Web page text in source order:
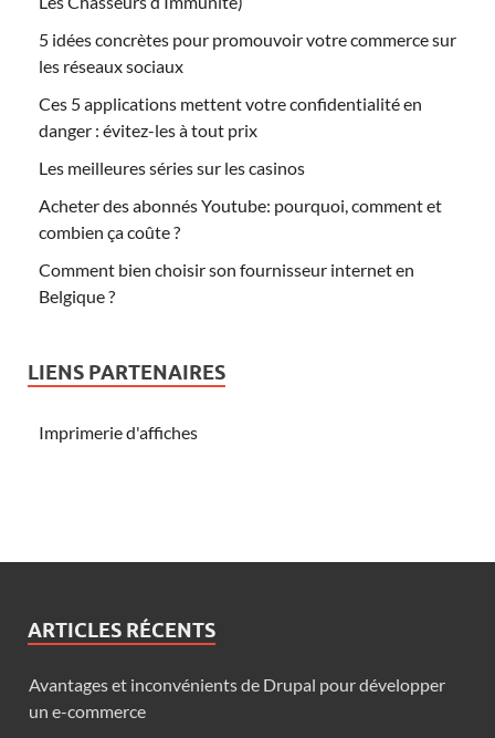
5 idées concrètes pour promouvoir votre commerce sur
les réseaux sociaux
Ces 5 applications mettent votre confidentialité en
danger : évitez-les à tout prix
Les meilleures séries sur les casinos
Acheter des abonnés Youtube: pourquoi, comment et
combien ça coûte ?
Comment bien choisir son fournisseur internet en
Belgique ?
LIENS PARTENAIRES
Imprimerie d'affiches
ARTICLES RÉCENTS
Avantages et inconvénients de Drupal pour développer
un e-commerce